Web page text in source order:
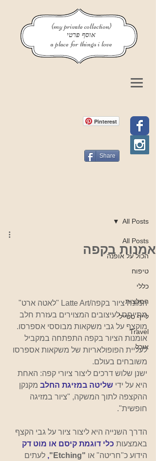
{my private collection}
אוסף פרטי
a place for things i love
Pinterest
Share
All Posts
הכול על אופנה
טיפוח
כללי
המלצות
לייף סטייל
Travel
אוכל
All Posts
אמנות בקפה
המונח ציור בקפה/Latte Art "לאטה ארט"
מתייחס לעיצובים המצוירים בעזרת חלב
מוקצף על גבי משקאות מבוססי אספרסו.
אומנות הציור בקפה התפתחה במקביל
לעליית הפופולאריות של משקאות אספרסו
משובחים בעולם.
ישנן שלוש דרכים ליצור ציורי קפה: האחת
היא על ידי שליטה במזיגת החלב מקנקן
ההקצפה לתוך המשקה, "ציור במזיגה
חופשית".
הדרך השנייה היא ליצור ציור על גבי הקצף
באמצעות כלי דוגמת קיסם או מוט דק
הידוע כ"חריטה" או "Etching"
, לעתים